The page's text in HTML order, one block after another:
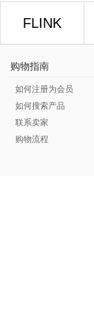
FLINK
购物指南
如何注册为会员
如何搜索产品
联系卖家
购物流程